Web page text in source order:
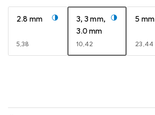
2.8 mm
EUR
5,38
3, 3 mm,
3.0 mm
EUR
10,42
5 mm
EUR
23,44